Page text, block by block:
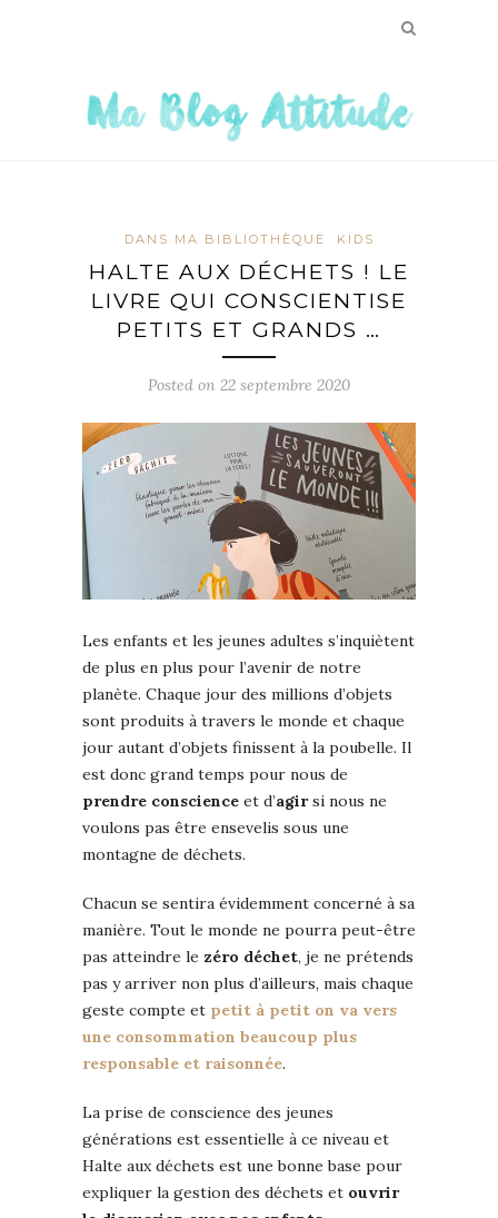
DANS MA BIBLIOTHÈQUE KIDS
HALTE AUX DÉCHETS ! LE
LIVRE QUI CONSCIENTISE
PETITS ET GRANDS …
Posted on 22 septembre 2020
Les enfants et les jeunes adultes s’inquiètent
de plus en plus pour l’avenir de notre
planète. Chaque jour des millions d’objets
sont produits à travers le monde et chaque
jour autant d’objets finissent à la poubelle. Il
est donc grand temps pour nous de
prendre conscience et d’agirsi nous ne
voulons pas être ensevelis sous une
montagne de déchets.
Chacun se sentira évidemment concerné à sa
manière. Tout le monde ne pourra peut-être
pas atteindre le zéro déchet, je ne prétends
pas y arriver non plus d’ailleurs, mais chaque
geste compte et petit à petit on va vers
une consommation beaucoup plus
responsable et raisonnée.
La prise de conscience des jeunes
générations est essentielle à ce niveau et
Halte aux déchets est une bonne base pour
expliquer la gestion des déchets et ouvrir